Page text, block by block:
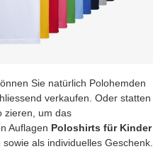
Sie natürlich Polohemden
verkaufen. Oder statten
zieren, um das
Auflagen Poloshirts für Kinder
als individuelles Geschenk.